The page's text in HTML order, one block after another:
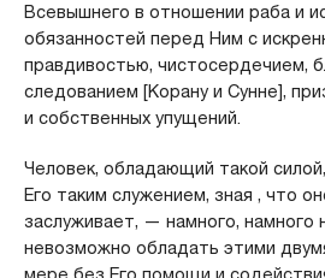
Всевышнего в отношении раба и
обязанностей перед Ним с
правдивостью, чистосердечием,
следованием [Корану и Сунне],
и собственных упущений.
Человек, обладающий такой
Его таким служением, зная , что
заслуживает, — намного, намного
невозможно обладать этими